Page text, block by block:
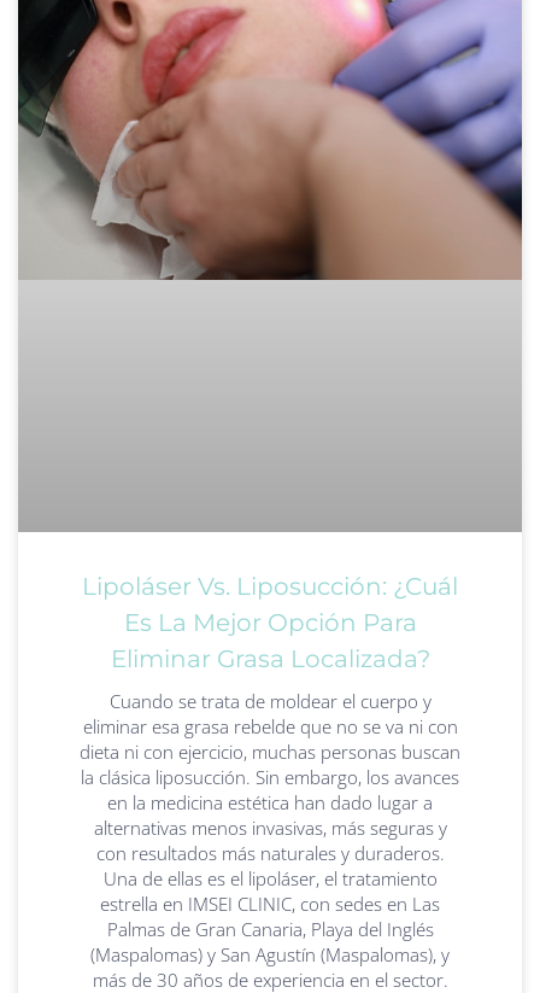
Lipoláser Vs. Liposucción: ¿Cuál
Es La Mejor Opción Para
Eliminar Grasa Localizada?
Cuando se trata de moldear el cuerpo y
eliminar esa grasa rebelde que no se va ni con
dieta ni con ejercicio, muchas personas buscan
la clásica liposucción. Sin embargo, los avances
en la medicina estética han dado lugar a
alternativas menos invasivas, más seguras y
con resultados más naturales y duraderos.
Una de ellas es el lipoláser, el tratamiento
estrella en IMSEI CLINIC, con sedes en Las
Palmas de Gran Canaria, Playa del Inglés
(Maspalomas) y San Agustín (Maspalomas), y
más de 30 años de experiencia en el sector.